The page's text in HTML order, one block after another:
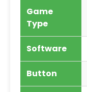
Game
Type
Software
Button